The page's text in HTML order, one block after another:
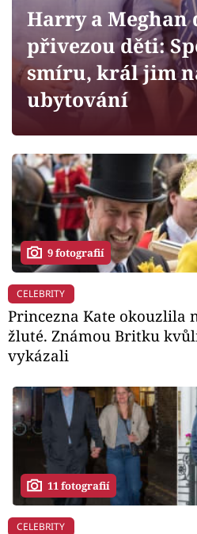
Sledujte prima+
Filmový festival
Mámy sobě
Přihlášení
Sledujte nás
Harry a Meghan
přivezou děti:
smíru, král jim
ubytování
9 fotografií
CELEBRITY
Princezna Kate okouzlila
žluté. Známou Britku
vykázali
11 fotografií
CELEBRITY